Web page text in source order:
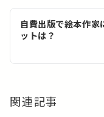
ー
自費出版で絵本作家
ットは？
関連記事